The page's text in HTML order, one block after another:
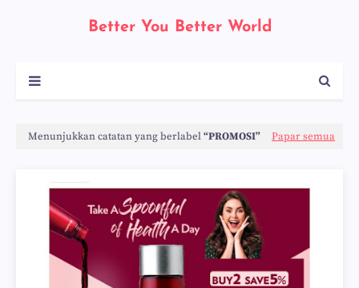
Better You Better World
Menunjukkan catatan yang berlabel PROMOSI Papar semua